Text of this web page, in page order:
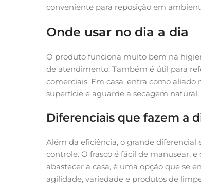
conveniente para reposição em
Onde usar no dia a dia
O produto funciona muito bem na
de atendimento. Também é útil para
comerciais. Em casa, entra como
superfície e aguarde a secagem
Diferenciais que fazem a
Além da eficiência, o grande diferencial
controle. O frasco é fácil de manusear,
abastecer a casa, é uma opção que se
agilidade, variedade e produtos de